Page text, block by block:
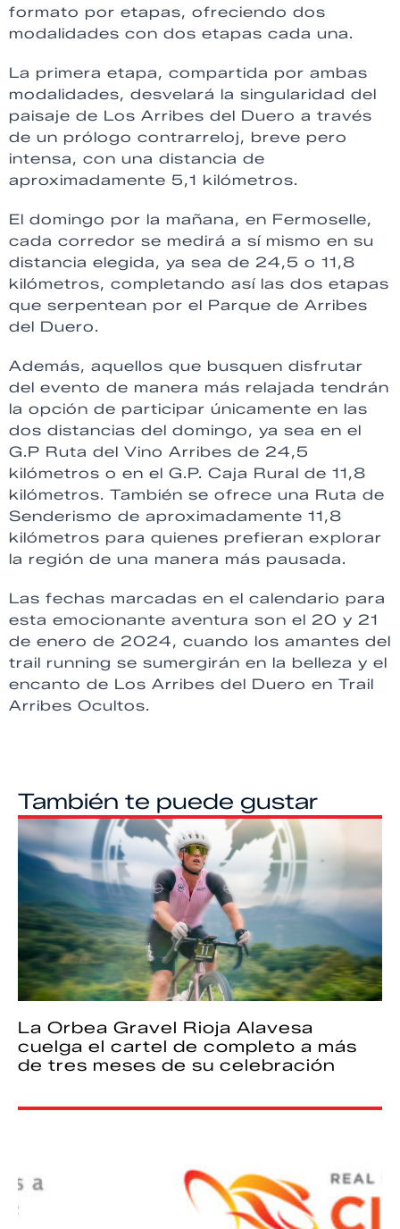
formato por etapas, ofreciendo dos
modalidades con dos etapas cada una.
La primera etapa, compartida por ambas
modalidades, desvelará la singularidad del
paisaje de Los Arribes del Duero a través
de un prólogo contrarreloj, breve pero
intensa, con una distancia de
aproximadamente 5,1 kilómetros.
El domingo por la mañana, en Fermoselle,
cada corredor se medirá a sí mismo en su
distancia elegida, ya sea de 24,5 o 11,8
kilómetros, completando así las dos etapas
que serpentean por el Parque de Arribes
del Duero.
Además, aquellos que busquen disfrutar
del evento de manera más relajada tendrán
la opción de participar únicamente en las
dos distancias del domingo, ya sea en el
G.P Ruta del Vino Arribes de 24,5
kilómetros o en el G.P. Caja Rural de 11,8
kilómetros. También se ofrece una Ruta de
Senderismo de aproximadamente 11,8
kilómetros para quienes prefieran explorar
la región de una manera más pausada.
Las fechas marcadas en el calendario para
esta emocionante aventura son el 20 y 21
de enero de 2024, cuando los amantes del
trail running se sumergirán en la belleza y el
encanto de Los Arribes del Duero en Trail
Arribes Ocultos.
También te puede gustar
La Orbea Gravel Rioja Alavesa
cuelga el cartel de completo a más
de tres meses de su celebración